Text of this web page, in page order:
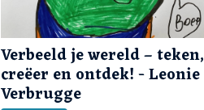
Verbeeld je wereld – teken,
creëer en ontdek! - Leonie
Verbrugge